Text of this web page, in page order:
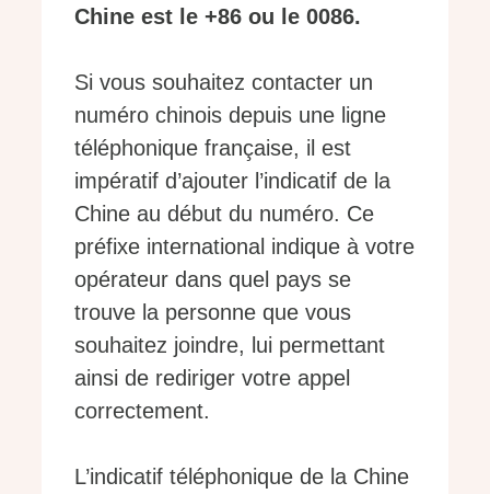
Chine est le +86 ou le 0086.
Si vous souhaitez contacter un
numéro chinois depuis une ligne
téléphonique française, il est
impératif d’ajouter l’indicatif de la
Chine au début du numéro. Ce
préfixe international indique à votre
opérateur dans quel pays se
trouve la personne que vous
souhaitez joindre, lui permettant
ainsi de rediriger votre appel
correctement.
L’indicatif téléphonique de la Chine